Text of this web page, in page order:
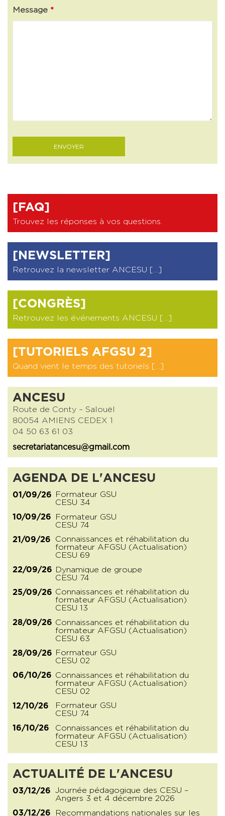
Message *
[FAQ]
Trouvez les réponses à vos questions
[NEWSLETTER]
Retrouvez la newsletter ANCESU […]
[CONGRÈS]
Retrouvez les événements ANCESU […]
[TUTORIELS AFGSU 2]
Quand vient le temps des tutoriels […]
ANCESU
Route de Conty – Salouël
80054 AMIENS CEDEX 1
04 50 63 61 03
secretariatancesu@gmail.com
AGENDA DE L'ANCESU
01/09/26
Formateur GSU
CESU 34
10/09/26
Formateur GSU
CESU 74
21/09/26
Connaissances et réhabilitation du
formateur AFGSU (Actualisation)
CESU 69
22/09/26 Dynamique de groupe
CESU 74
25/09/26 Connaissances et réhabilitation du
formateur AFGSU (Actualisation)
CESU 13
28/09/26 Connaissances et réhabilitation du
formateur AFGSU (Actualisation)
CESU 63
28/09/26
Formateur GSU
CESU 02
06/10/26 Connaissances et réhabilitation du
formateur AFGSU (Actualisation)
CESU 02
12/10/26
Formateur GSU
CESU 74
16/10/26
Connaissances et réhabilitation du
formateur AFGSU (Actualisation)
CESU 13
ACTUALITÉ DE L'ANCESU
03/12/26
Journée pédagogique des CESU –
Angers 3 et 4 décembre 2026
03/12/26
Recommandations nationales sur les